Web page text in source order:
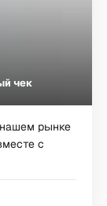
чек
рынке
с